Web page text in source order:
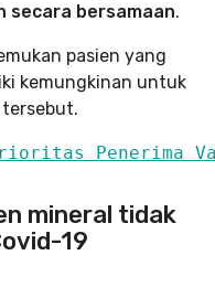
secara bersamaan.
pasien yang
kemungkinan untuk
Penerima
mineral tidak
19